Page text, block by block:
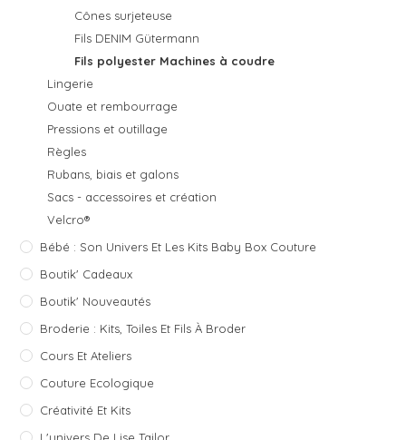
Cônes surjeteuse
Fils DENIM Gütermann
Fils polyester Machines à coudre
Lingerie
Ouate et rembourrage
Pressions et outillage
Règles
Rubans, biais et galons
Sacs - accessoires et création
Velcro®
Bébé : Son Univers Et Les Kits Baby Box Couture
Boutik' Cadeaux
Boutik' Nouveautés
Broderie : Kits, Toiles Et Fils À Broder
Cours Et Ateliers
Couture Ecologique
Créativité Et Kits